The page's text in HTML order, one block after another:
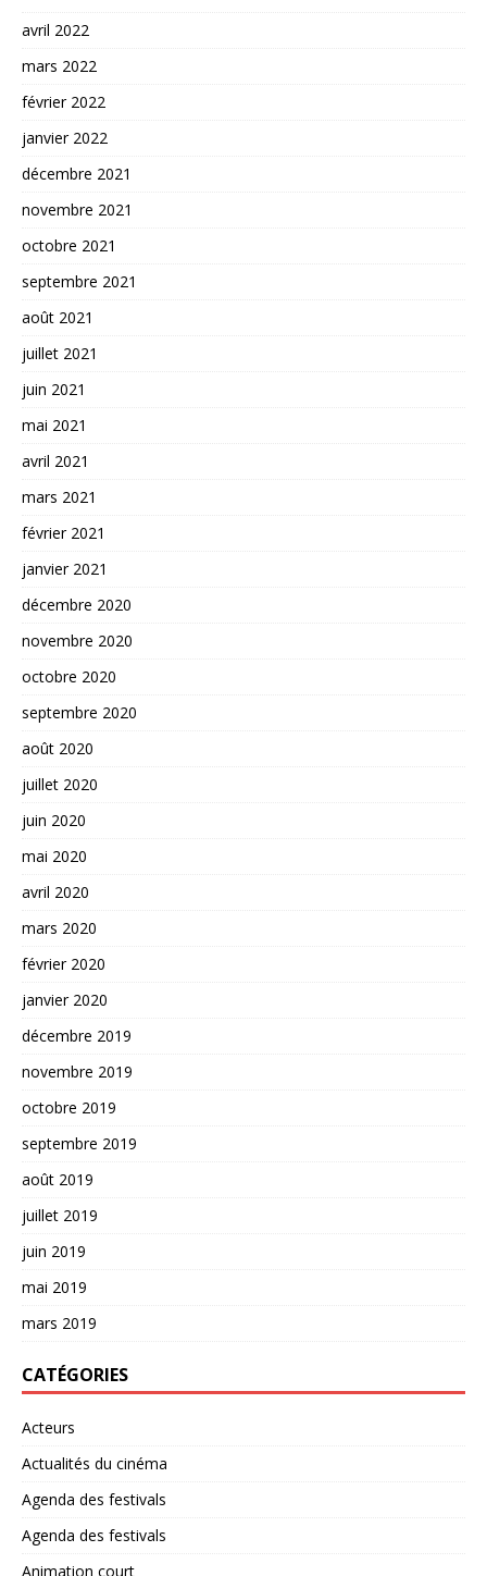
avril 2022
mars 2022
février 2022
janvier 2022
décembre 2021
novembre 2021
octobre 2021
septembre 2021
août 2021
juillet 2021
juin 2021
mai 2021
avril 2021
mars 2021
février 2021
janvier 2021
décembre 2020
novembre 2020
octobre 2020
septembre 2020
août 2020
juillet 2020
juin 2020
mai 2020
avril 2020
mars 2020
février 2020
janvier 2020
décembre 2019
novembre 2019
octobre 2019
septembre 2019
août 2019
juillet 2019
juin 2019
mai 2019
mars 2019
CATÉGORIES
Acteurs
Actualités du cinéma
Agenda des festivals
Agenda des festivals
Animation court